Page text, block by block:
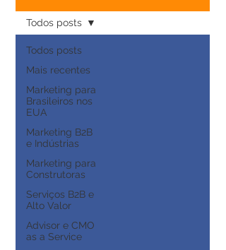
Todos posts
Mais recentes
Marketing para
Brasileiros nos
EUA
Marketing B2B
e Indústrias
Marketing para
Construtoras
Serviços B2B e
Alto Valor
Advisor e CMO
as a Service
Todos posts